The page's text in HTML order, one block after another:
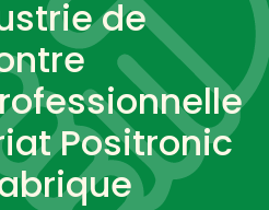
de
Positronic